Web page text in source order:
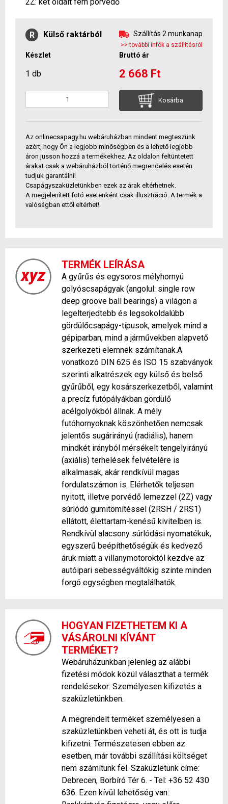
R Külső raktárból Szállítás 2 munkanap
>> további infók a szállításról
Készlet Bruttó ár
1 db 2 668 Ft
Kosárba
Az onlinecsapagy.hu webáruházban mindent megteszünk
azért, hogy Ön a legjobb minőségben és a lehető legjobb
áron jusson hozzá a termékekhez. Az oldalon feltüntetett
árakat csak a webáruházból történő megrendelés esetén
tudjuk garantálni!
Csapágyszaküzletünkben ezek az árak eltérhetnek.
A megjelenített fotó esetenként csak illusztráció. A termék a
valóságban ettől eltérhet!
TERMÉK LEÍRÁSA
A gyűrűs és egysoros mélyhornyú
golyóscsapágyak (angolul: single row
deep groove ball bearings) a világon a
legelterjedtebb és legsokoldalúbb
gördülőcsapágy-típusok, amelyek mind a
gépiparban, mind a járművekben alapvető
szerkezeti elemnek számítanak.A
vonatkozó DIN 625 és ISO 15 szabványok
szerinti alkatrészek egy külső és belső
gyűrűből, egy kosárszerkezetből, valamint
a precíz futópályákban gördülő
acélgolyókból állnak. A mély
futóhornyoknak köszönhetően nemcsak
jelentős sugárirányú (radiális), hanem
mindkét irányból mérsékelt tengelyirányú
(axiális) terhelések felvételére is
alkalmasak, akár rendkívül magas
fordulatszámon is. Elérhetők teljesen
nyitott, illetve porvédő lemezzel (2Z) vagy
súrlódó gumitömítéssel (2RSH / 2RS1)
ellátott, élettartam-kenésű kivitelben is.
Rendkívül alacsony súrlódási nyomatékuk,
egyszerű beépíthetőségük és kedvező
áruk miatt a villanymotoroktól kezdve az
autóipari sebességváltókig szinte minden
forgó egységben megtalálhatók.
HOGYAN FIZETHETEM KI A
VÁSÁROLNI KÍVÁNT
TERMÉKET?
Webáruházunkban jelenleg az alábbi
fizetési módok közül választhat a termék
rendelésekor: Személyesen kifizetés a
szaküzletünkben.
A megrendelt terméket személyesen a
szaküzletünkben veheti át, és ott is tudja
kifizetni. Természetesen ebben az
esetben, már további szállítási költséget
nem számítunk fel. Szaküzletünk címe:
Debrecen, Borbíró Tér 6. - Tel: +36 52 430
636. Ezen kívül lehetőség van: